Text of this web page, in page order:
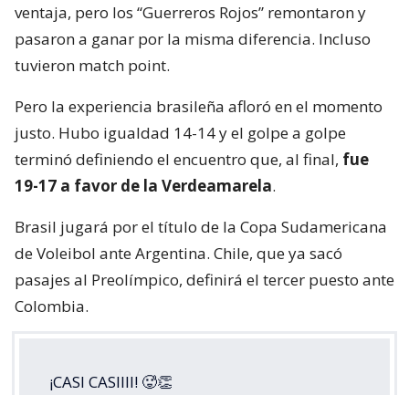
ventaja, pero los “Guerreros Rojos” remontaron y
pasaron a ganar por la misma diferencia. Incluso
tuvieron match point.
Pero la experiencia brasileña afloró en el momento
justo. Hubo igualdad 14-14 y el golpe a golpe
terminó definiendo el encuentro que, al final, fue
19-17 a favor de la Verdeamarela.
Brasil jugará por el título de la Copa Sudamericana
de Voleibol ante Argentina. Chile, que ya sacó
pasajes al Preolímpico, definirá el tercer puesto ante
Colombia.
¡CASI CASIIII! 🥵👏